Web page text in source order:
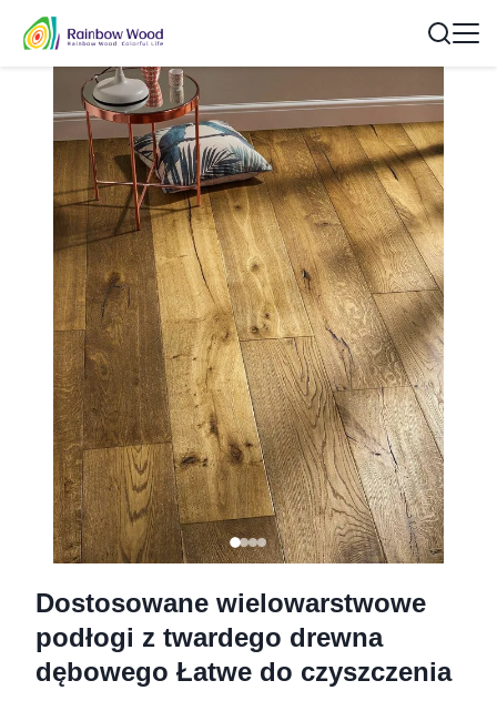
Dostosowane wielowarstwowe
podłogi z twardego drewna
dębowego Łatwe do czyszczenia